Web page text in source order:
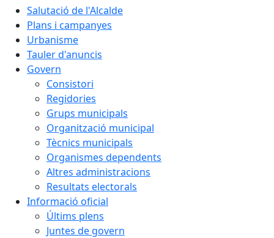
Salutació de l'Alcalde
Plans i campanyes
Urbanisme
Tauler d'anuncis
Govern
Consistori
Regidories
Grups municipals
Organització municipal
Tècnics municipals
Organismes dependents
Altres administracions
Resultats electorals
Informació oficial
Últims plens
Juntes de govern